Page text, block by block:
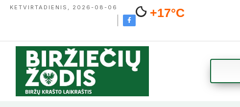
KETVIRTADIENIS, 2026-08-06 +17°C